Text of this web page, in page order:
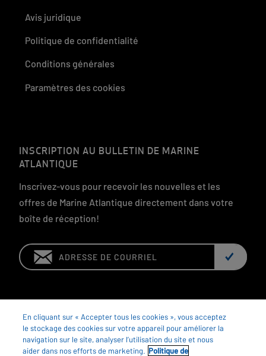
Avis juridique
Politique de confidentialité
Conditions générales
Paramètres des cookies
INSCRIPTION AU BULLETIN DE MARINE
ATLANTIQUE
Inscrivez-vous pour recevoir les nouvelles et les
offres de Marine Atlantique directement dans votre
boîte de réception!
Email:
En cliquant sur « Accepter tous les cookies », vous acceptez
le stockage des cookies sur votre appareil pour améliorer la
navigation sur le site, analyser l’utilisation du site et nous
aider dans nos efforts de marketing. Politique de